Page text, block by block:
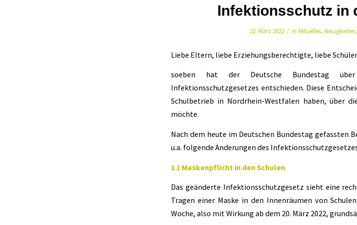
Infektionsschutz in
22. März 2022 / in Aktuelles, Neuigkeiten,
Liebe Eltern, liebe Erziehungsberechtigte, liebe
soeben hat der Deutsche Bundestag
Infektionsschutzgesetzes entschieden. Diese
Schulbetrieb in Nordrhein-Westfalen haben, über
möchte.
Nach dem heute im Deutschen Bundestag gefassten
u.a. folgende Änderungen des
1.) Maskenpflicht in den Schulen
Das geänderte Infektionsschutzgesetz sieht eine
Tragen einer Maske in den Innenräumen von
Woche, also mit Wirkung ab dem 20. März 2022,